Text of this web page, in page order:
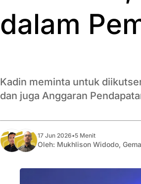
dalam
Kadin meminta untuk
dan juga Anggaran
17 Jun 2026•5 Menit
Oleh: Mukhlison Widodo,